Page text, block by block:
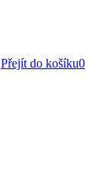
Přejít do košíku0